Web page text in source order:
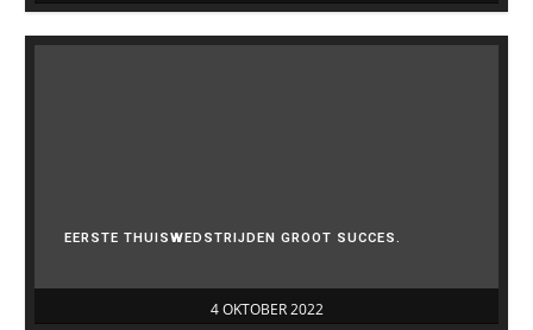
4 OKTOBER 2022
EERSTE THUISWEDSTRIJDEN GROOT SUCCES.